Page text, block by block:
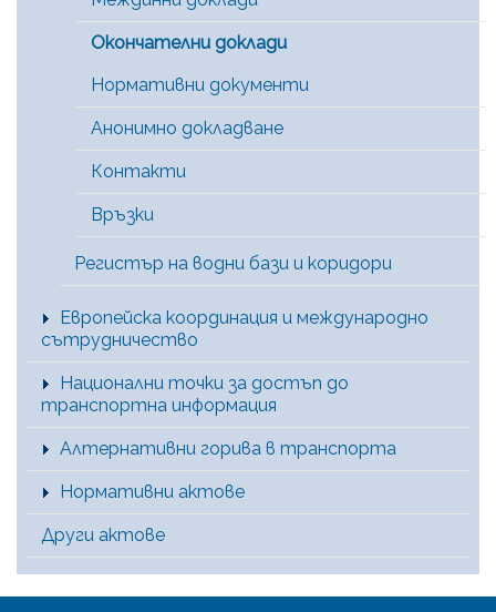
Окончателни доклади
Нормативни документи
Анонимно докладване
Контакти
Връзки
Регистър на водни бази и коридори
Европейска координация и международно
сътрудничество
Национални точки за достъп до
транспортна информация
Алтернативни горива в транспорта
Нормативни актове
Други актове